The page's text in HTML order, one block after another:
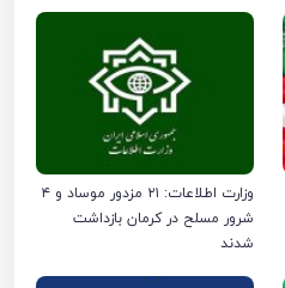
وزارت اطلاعات: ۲۱ مزدور موساد و ۴
شرور مسلح در کرمان بازداشت
شدند